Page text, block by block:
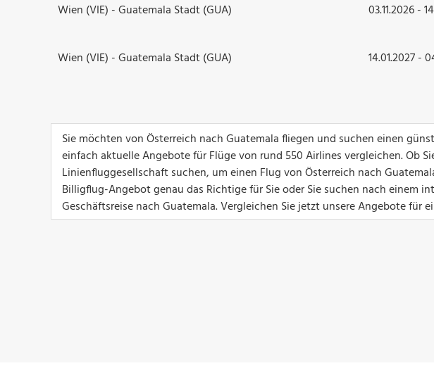
Wien (VIE) - Guatemala Stadt (GUA)
03.11.2026 -
Wien (VIE) - Guatemala Stadt (GUA) 14.01.2027 -
Sie möchten von Österreich nach Guatemala fliegen und suchen einen
einfach aktuelle Angebote für Flüge von rund 550 Airlines vergleichen. Ob
Linienfluggesellschaft suchen, um einen Flug von Österreich nach
Billigflug-Angebot genau das Richtige für Sie oder Sie suchen nach einem
Geschäftsreise nach Guatemala. Vergleichen Sie jetzt unsere Angebote für